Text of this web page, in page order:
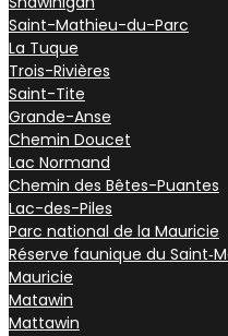
Saint-Mathieu-du-Parc
La Tuque
Trois-Rivières
Saint-Tite
Grande-Anse
Chemin Doucet
Lac Normand
Chemin des Bêtes-Puantes
Lac-des-Piles
Parc national de la Mauricie
Réserve faunique du
Mauricie
Matawin
Mattawin